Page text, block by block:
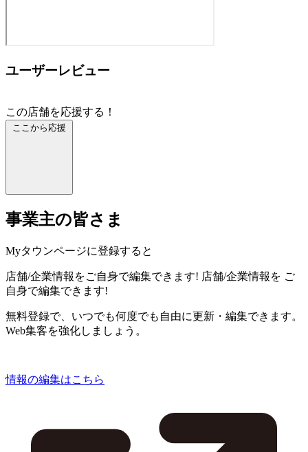
ユーザーレビュー
この店舗を応援する！
ここから応援
事業主の皆さま
Myタウンページに登録すると
店舗/企業情報をご自身で編集できます! 店舗/企業情報を ご
自身で編集できます!
無料登録で、いつでも何度でも自由に更新・編集できます。
Web集客を強化しましょう。
情報の編集はこちら